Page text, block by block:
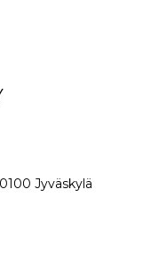
Jyväskylä